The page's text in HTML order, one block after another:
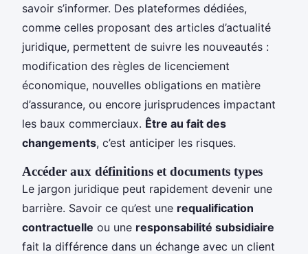
savoir s’informer. Des plateformes dédiées,
comme celles proposant des articles d’actualité
juridique, permettent de suivre les nouveautés :
modification des règles de licenciement
économique, nouvelles obligations en matière
d’assurance, ou encore jurisprudences impactant
les baux commerciaux. Être au fait des
changements, c’est anticiper les risques.
Accéder aux définitions et documents types
Le jargon juridique peut rapidement devenir une
barrière. Savoir ce qu’est une requalification
contractuelle ou une responsabilité subsidiaire
fait la différence dans un échange avec un client